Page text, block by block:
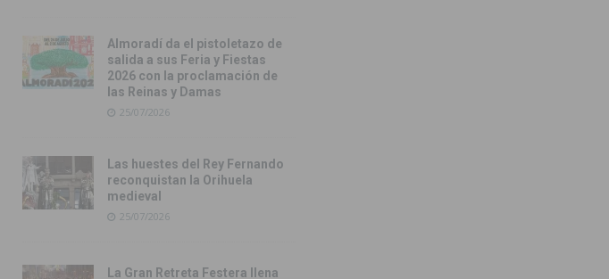
Almoradí da el pistoletazo de
salida a sus Feria y Fiestas
2026 con la proclamación de
las Reinas y Damas
25/07/2026
Las huestes del Rey Fernando
reconquistan la Orihuela
medieval
25/07/2026
La Gran Retreta Festera llena